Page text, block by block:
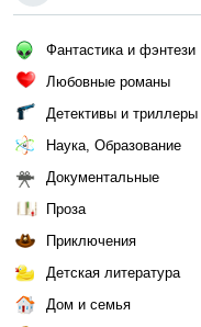
Фантастика и фэнтези
Любовные романы
Детективы и триллеры
Наука, Образование
Документальные
Проза
Приключения
Детская литература
Дом и семья